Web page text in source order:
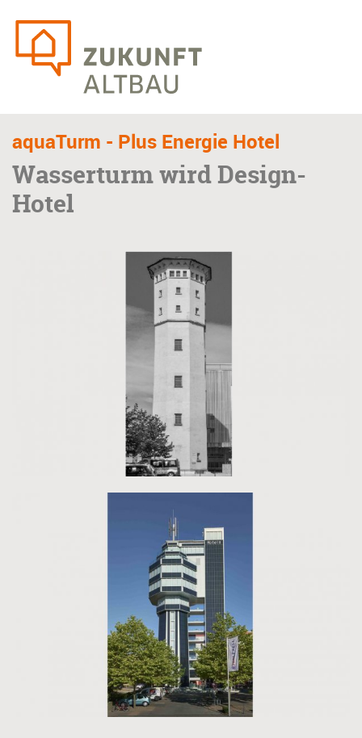
Skip
main
aquaTurm - Plus Energie Hotel
Wasserturm wird Design-
Hotel